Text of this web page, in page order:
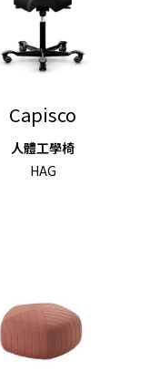
Capisco
人體工學椅
HAG